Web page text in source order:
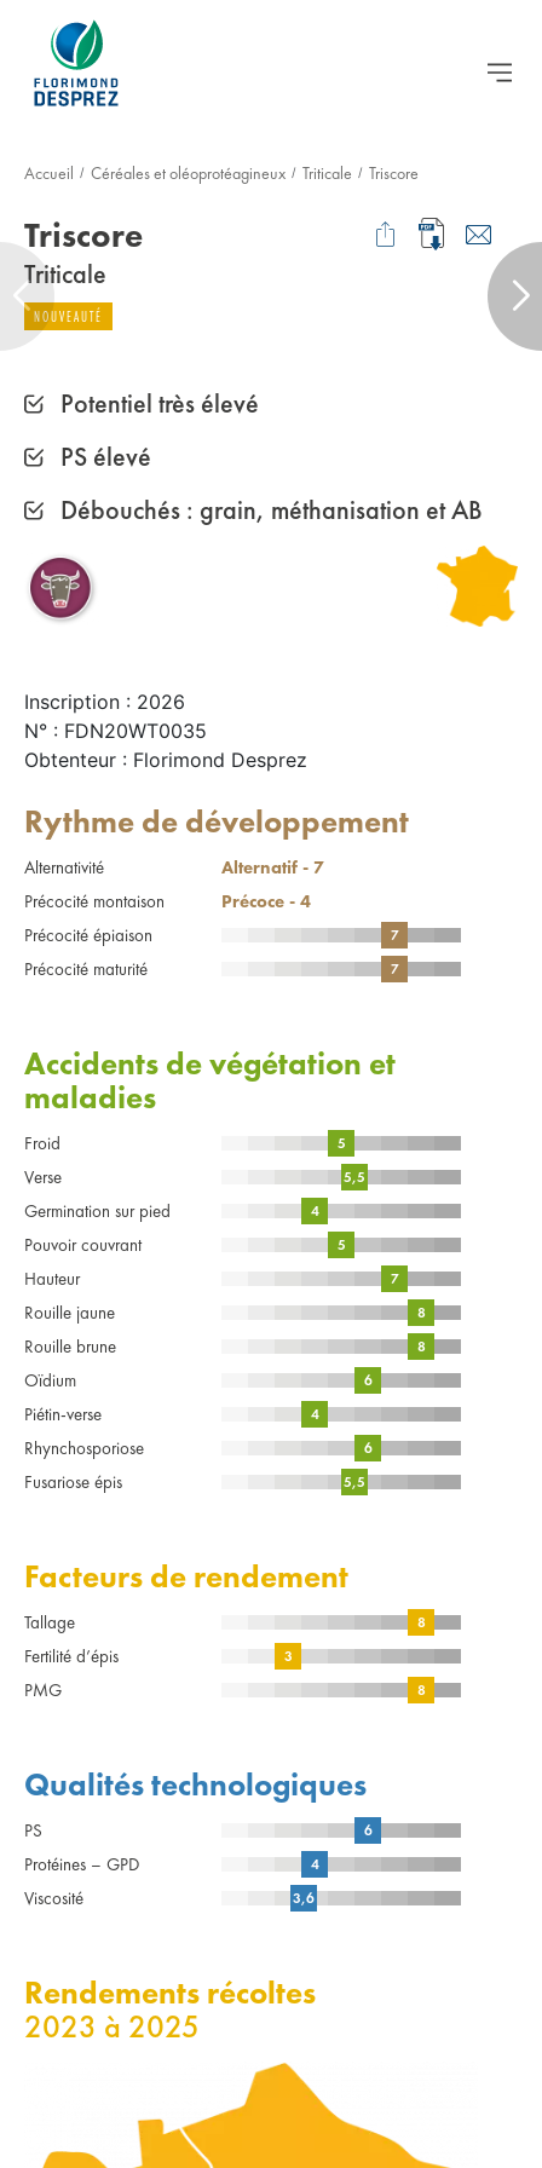
Accueil / Céréales et oléoprotéagineux / Triticale / Triscore
Triscore
Triticale
NOUVEAUTÉ
Potentiel très élevé
PS élevé
Débouchés : grain, méthanisation et AB
Inscription : 2026
N° : FDN20WT0035
Obtenteur : Florimond Desprez
Rythme de développement
Alternativité
Alternatif - 7
Précocité montaison
Précoce - 4
Précocité épiaison
7
Précocité maturité 7
Accidents de végétation et
maladies
Froid 5
Verse 5,5
Germination sur pied 4
Pouvoir couvrant 5
Hauteur 7
Rouille jaune 8
Rouille brune 8
Oïdium 6
Piétin-verse 4
Rhynchosporiose 6
Fusariose épis 5,5
Facteurs de rendement
Tallage 8
Fertilité d’épis 3
PMG 8
Qualités technologiques
PS 6
Protéines – GPD 4
Viscosité 3,6
Rendements récoltes
2023 à 2025